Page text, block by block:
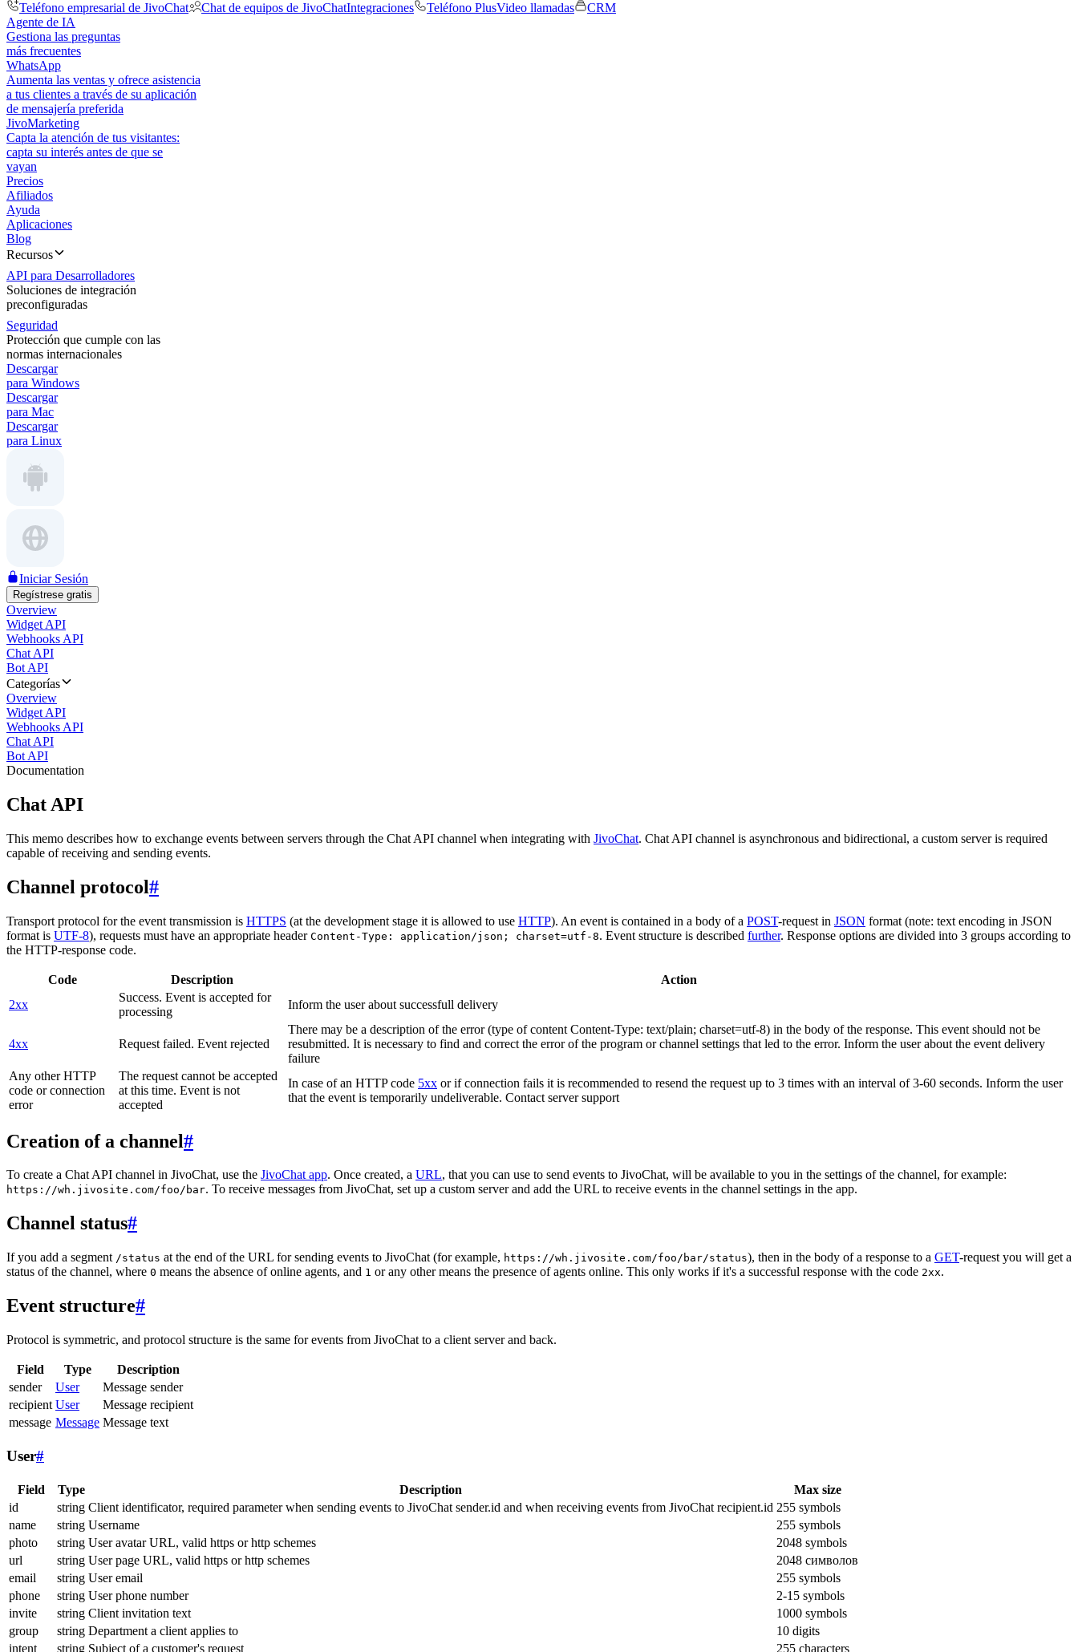
Teléfono empresarial de JivoChat
Chat de equipos de JivoChatIntegraciones Teléfono PlusVideo llamadas
CRM
Agente de IA
Gestiona las preguntas
más frecuentes
WhatsApp
Aumenta las ventas y ofrece asistencia
a tus clientes a través de su aplicación
de mensajería preferida
JivoMarketing
Capta la atención de tus visitantes:
capta su interés antes de que se
vayan
Precios
Afiliados
Ayuda
Aplicaciones
Blog
Recursos
API para Desarrolladores
Soluciones de integración
preconfiguradas
Seguridad
Protección que cumple con las
normas internacionales
Descargar
para Windows
Descargar
para Mac
Descargar
para Linux
Iniciar Sesión
Regístrese gratis
Overview
Widget API
Webhooks API
Chat API
Bot API
Categorías
Overview
Widget API
Webhooks API
Chat API
Bot API
Documentation
Chat API
This memo describes how to exchange events between servers through the Chat API channel when integrating with JivoChat. Chat API channel is asynchronous and bidirectional, a custom server is required
capable of receiving and sending events.
Channel protocol#
Transport protocol for the event transmission is HTTPS (at the development stage it is allowed to use HTTP). An event is contained in a body of a POST-request in JSON format (note: text encoding in JSON
format is UTF-8), requests must have an appropriate header Content-Type: application/json; charset=utf-8. Event structure is described further. Response options are divided into 3 groups according to
the HTTP-response code.
Code Description
Action
2xx
Success. Event is accepted for
processing
Inform the user about successfull delivery
4xx Request failed. Event rejected
There may be a description of the error (type of content Content-Type: text/plain; charset=utf-8) in the body of the response. This event should not be
resubmitted. It is necessary to find and correct the error of the program or channel settings that led to the error. Inform the user about the event delivery
failure
Any other HTTP
code or connection
error
The request cannot be accepted
at this time. Event is not
accepted
In case of an HTTP code 5xx or if connection fails it is recommended to resend the request up to 3 times with an interval of 3-60 seconds. Inform the user
that the event is temporarily undeliverable. Contact server support
Creation of a channel#
To create a Chat API channel in JivoChat, use the JivoChat app. Once created, a URL, that you can use to send events to JivoChat, will be available to you in the settings of the channel, for example:
https://wh.jivosite.com/foo/bar. To receive messages from JivoChat, set up a custom server and add the URL to receive events in the channel settings in the app.
Channel status#
If you add a segment /status at the end of the URL for sending events to JivoChat (for example, https://wh.jivosite.com/foo/bar/status), then in the body of a response to a GET-request you will get a
status of the channel, where 0 means the absence of online agents, and 1 or any other means the presence of agents online. This only works if it's a successful response with the code 2xx.
Event structure#
Protocol is symmetric, and protocol structure is the same for events from JivoChat to a client server and back.
Field Type
Description
sender
User
Message sender
recipient User
Message recipient
message Message Message text
User#
Field Type Description
Max size
id
string Client identificator, required parameter when sending events to JivoChat sender.id and when receiving events from JivoChat recipient.id 255 symbols
name
string Username
255 symbols
photo
string User avatar URL, valid https or http schemes
2048 symbols
url
string User page URL, valid https or http schemes
2048 символов
email
string User email
255 symbols
phone
string User phone number
2-15 symbols
invite
string Client invitation text
1000 symbols
group
string Department a client applies to
10 digits
intent
string Subject of a customer's request 255 characters